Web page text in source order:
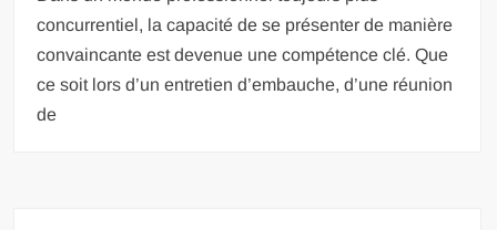
concurrentiel, la capacité de se présenter de manière
convaincante est devenue une compétence clé. Que
ce soit lors d’un entretien d’embauche, d’une réunion
de